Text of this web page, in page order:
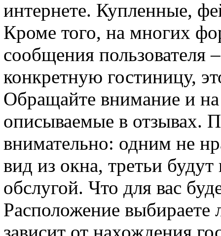
интернете. Купленные,
Кроме того, на многих
сообщения пользователя
конкретную гостиницу,
Обращайте внимание и на
описываемые в отзывах.
внимательно: одним не
вид из окна, третьи
обслугой. Что для вас
Расположение выбираете
зависит от нахождения